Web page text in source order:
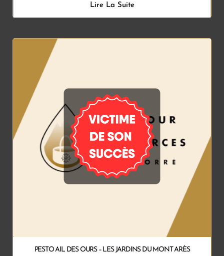
Lire La Suite
PESTO AIL DES OURS – LES JARDINS DU MONT ARÈS